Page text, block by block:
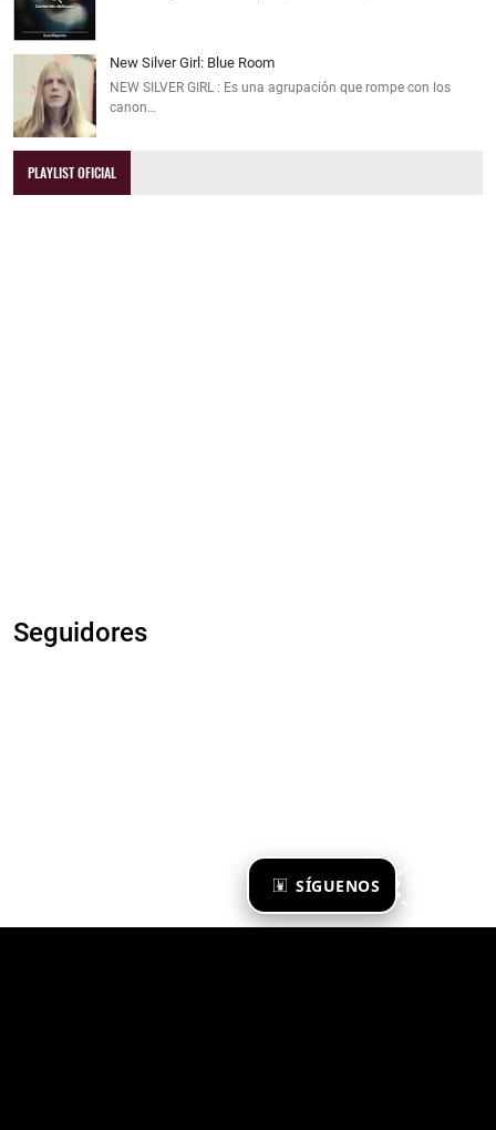
SÍGUENOS
New Silver Girl: Blue Room
NEW SILVER GIRL : Es una agrupación que rompe con los
canon…
PLAYLIST OFICIAL
Seguidores